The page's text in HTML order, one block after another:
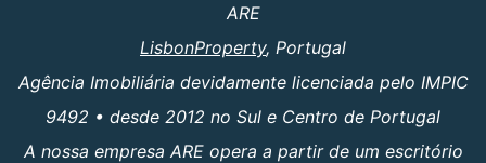
ARE
LisbonProperty, Portugal
Agência Imobiliária devidamente licenciada pelo IMPIC
9492 • desde 2012 no Sul e Centro de Portugal
A nossa empresa ARE opera a partir de um escritório